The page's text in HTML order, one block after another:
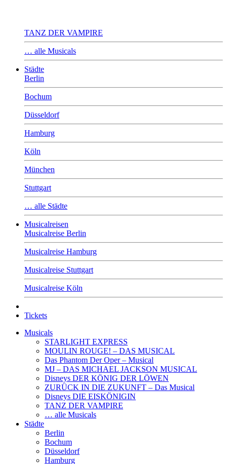
TANZ DER VAMPIRE
… alle Musicals
Städte
Berlin
Bochum
Düsseldorf
Hamburg
Köln
München
Stuttgart
… alle Städte
Musicalreisen
Musicalreise Berlin
Musicalreise Hamburg
Musicalreise Stuttgart
Musicalreise Köln
Tickets
Musicals
STARLIGHT EXPRESS
MOULIN ROUGE! – DAS MUSICAL
Das Phantom Der Oper – Musical
MJ – DAS MICHAEL JACKSON MUSICAL
Disneys DER KÖNIG DER LÖWEN
ZURÜCK IN DIE ZUKUNFT – Das Musical
Disneys DIE EISKÖNIGIN
TANZ DER VAMPIRE
… alle Musicals
Städte
Berlin
Bochum
Düsseldorf
Hamburg